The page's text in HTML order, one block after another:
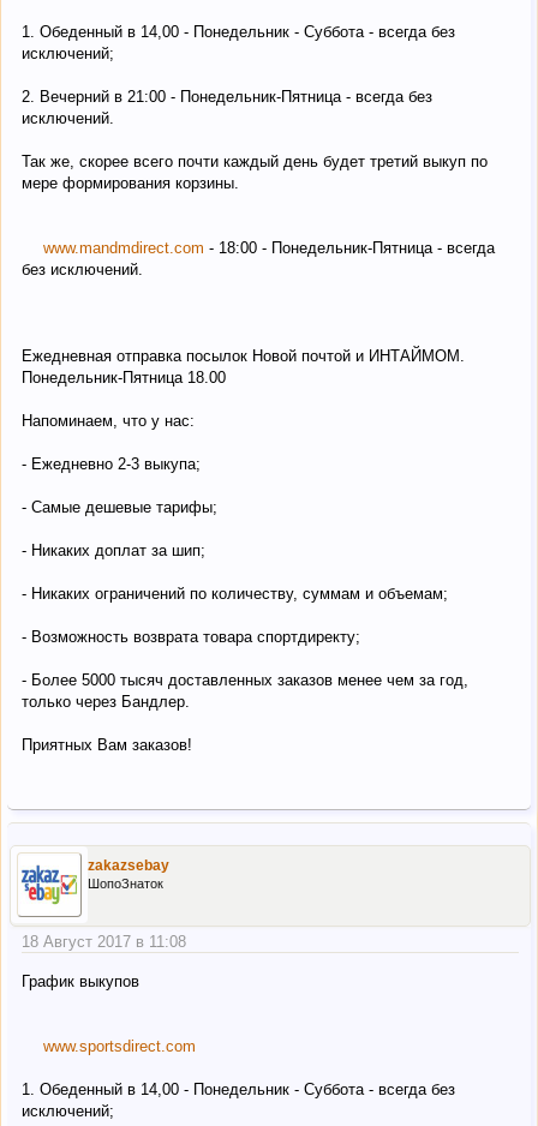
1. Обеденный в 14,00 - Понедельник - Суббота - всегда без
исключений;
2. Вечерний в 21:00 - Понедельник-Пятница - всегда без
исключений.
Так же, скорее всего почти каждый день будет третий выкуп по
мере формирования корзины.
www.mandmdirect.com - 18:00 - Понедельник-Пятница - всегда
без исключений.
Ежедневная отправка посылок Новой почтой и ИНТАЙМОМ.
Понедельник-Пятница 18.00
Напоминаем, что у нас:
- Ежедневно 2-3 выкупа;
- Самые дешевые тарифы;
- Никаких доплат за шип;
- Никаких ограничений по количеству, суммам и объемам;
- Возможность возврата товара спортдиректу;
- Более 5000 тысяч доставленных заказов менее чем за год,
только через Бандлер.
Приятных Вам заказов!
zakazsebay
ШопоЗнаток
18 Август 2017 в 11:08
График выкупов
www.sportsdirect.com
1. Обеденный в 14,00 - Понедельник - Суббота - всегда без
исключений;